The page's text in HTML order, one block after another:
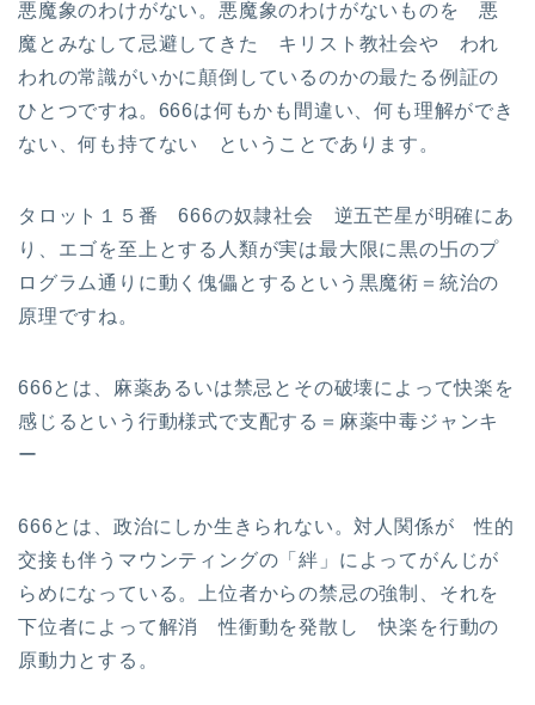
悪魔象のわけがない。悪魔象のわけがないものを 悪
魔とみなして忌避してきた キリスト教社会や われ
われの常識がいかに顛倒しているのかの最たる例証の
ひとつですね。666は何もかも間違い、何も理解ができ
ない、何も持てない ということであります。
タロット１５番 666の奴隷社会 逆五芒星が明確にあ
り、エゴを至上とする人類が実は最大限に黒の卐のプ
ログラム通りに動く傀儡とするという黒魔術＝統治の
原理ですね。
666とは、麻薬あるいは禁忌とその破壊によって快楽を
感じるという行動様式で支配する＝麻薬中毒ジャンキ
ー
666とは、政治にしか生きられない。対人関係が 性的
交接も伴うマウンティングの「絆」によってがんじが
らめになっている。上位者からの禁忌の強制、それを
下位者によって解消 性衝動を発散し 快楽を行動の
原動力とする。